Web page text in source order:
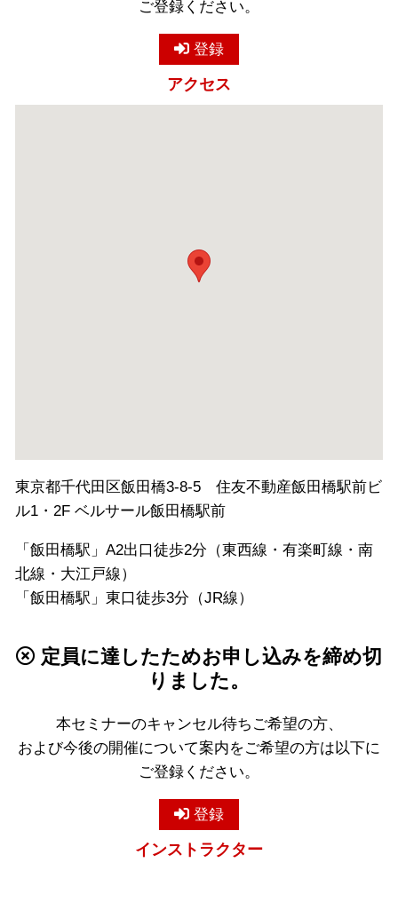
ご登録ください。
登録
アクセス
東京都千代田区飯田橋3-8-5 住友不動産飯田橋駅前ビ
ル1・2F ベルサール飯田橋駅前
「飯田橋駅」A2出口徒歩2分（東西線・有楽町線・南
北線・大江戸線）
「飯田橋駅」東口徒歩3分（JR線）
定員に達したためお申し込みを締め切
りました。
本セミナーのキャンセル待ちご希望の方、
および今後の開催について案内をご希望の方は以下に
ご登録ください。
登録
インストラクター